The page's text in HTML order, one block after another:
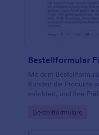
Bestellformular
Mit dem
Kunden die Produkte
möchten, und ihre
Go to Category:
Bestellformulare